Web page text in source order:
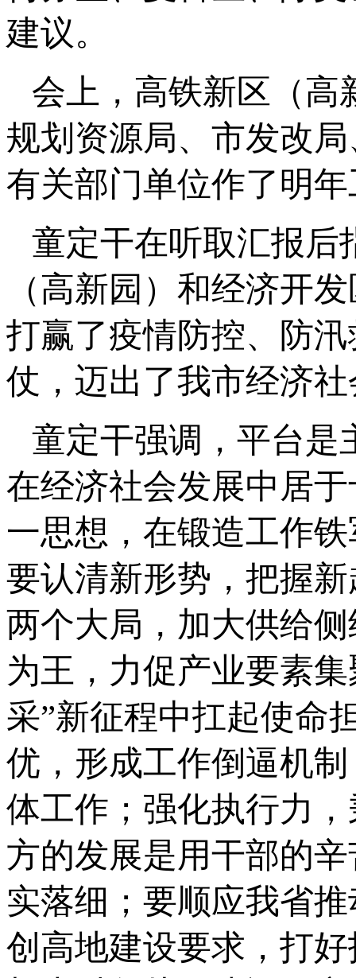
建议。
会上，高铁新区（高
规划资源局、市发改
有关部门单位作了明
童定干在听取汇报后
（高新园）和经济开
打赢了疫情防控、防
仗，迈出了我市经济
童定干强调，平台是
在经济社会发展中居
一思想，在锻造工作
要认清新形势，把握
两个大局，加大供给
为王，力促产业要素
采”新征程中扛起使命
优，形成工作倒逼机
体工作；强化执行力
方的发展是用干部的
实落细；要顺应我省
创高地建设要求，打